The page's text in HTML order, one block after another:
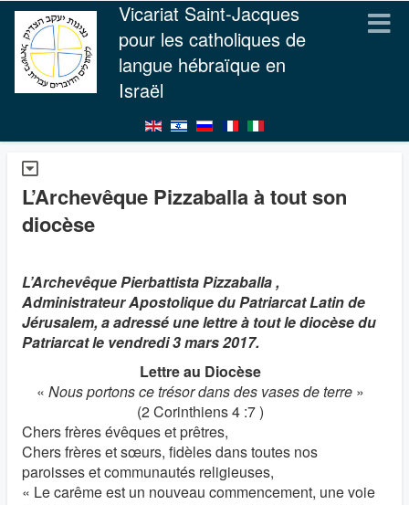
Vicariat Saint-Jacques
pour les catholiques de
langue hébraïque en
Israël
L’Archevêque Pizzaballa à tout son
diocèse
L’Archevêque Pierbattista Pizzaballa ,
Administrateur Apostolique du Patriarcat Latin de
Jérusalem, a adressé une lettre à tout le diocèse du
Patriarcat le vendredi 3 mars 2017.
Lettre au Diocèse
« Nous portons ce trésor dans des vases de terre»
(2 Corinthiens 4 :7 )
Chers frères évêques et prêtres,
Chers frères et sœurs, fidèles dans toutes nos
paroisses et communautés religieuses,
« Le carême est un nouveau commencement, une voie